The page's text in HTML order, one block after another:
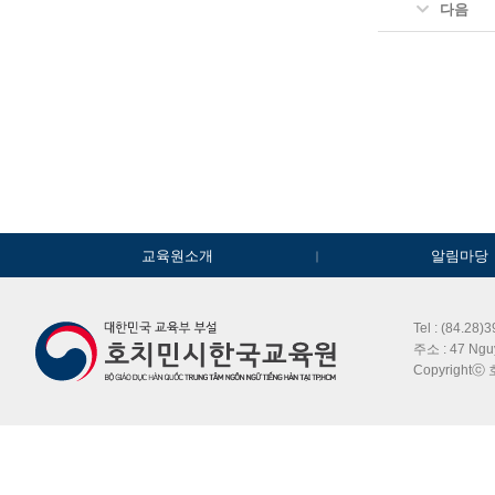
다음
교육원소개 알림마당
Tel :
주소 : 47
Copyrightⓒ